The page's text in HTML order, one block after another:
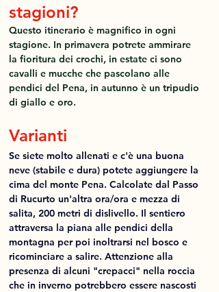
stagioni?
Questo itinerario è magnifico in ogni
stagione. In primavera potrete ammirare
la fioritura dei crochi, in estate ci sono
cavalli e mucche che pascolano alle
pendici del Pena, in autunno è un tripudio
di giallo e oro.
Varianti
Se siete molto allenati e c'è una buona
neve (stabile e dura) potete aggiungere la
cima del monte Pena. Calcolate dal Passo
di Rucurto un'altra ora/ora e mezza di
salita, 200 metri di dislivello. Il sentiero
attraversa la piana alle pendici della
montagna per poi inoltrarsi nel bosco e
ricominciare a salire. Attenzione alla
presenza di alcuni "crepacci" nella roccia
che in inverno potrebbero essere nascosti